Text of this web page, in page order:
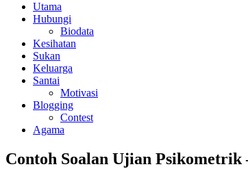
Utama
Hubungi
Biodata
Kesihatan
Sukan
Keluarga
Santai
Motivasi
Blogging
Contest
Agama
Contoh Soalan Ujian Psikometrik